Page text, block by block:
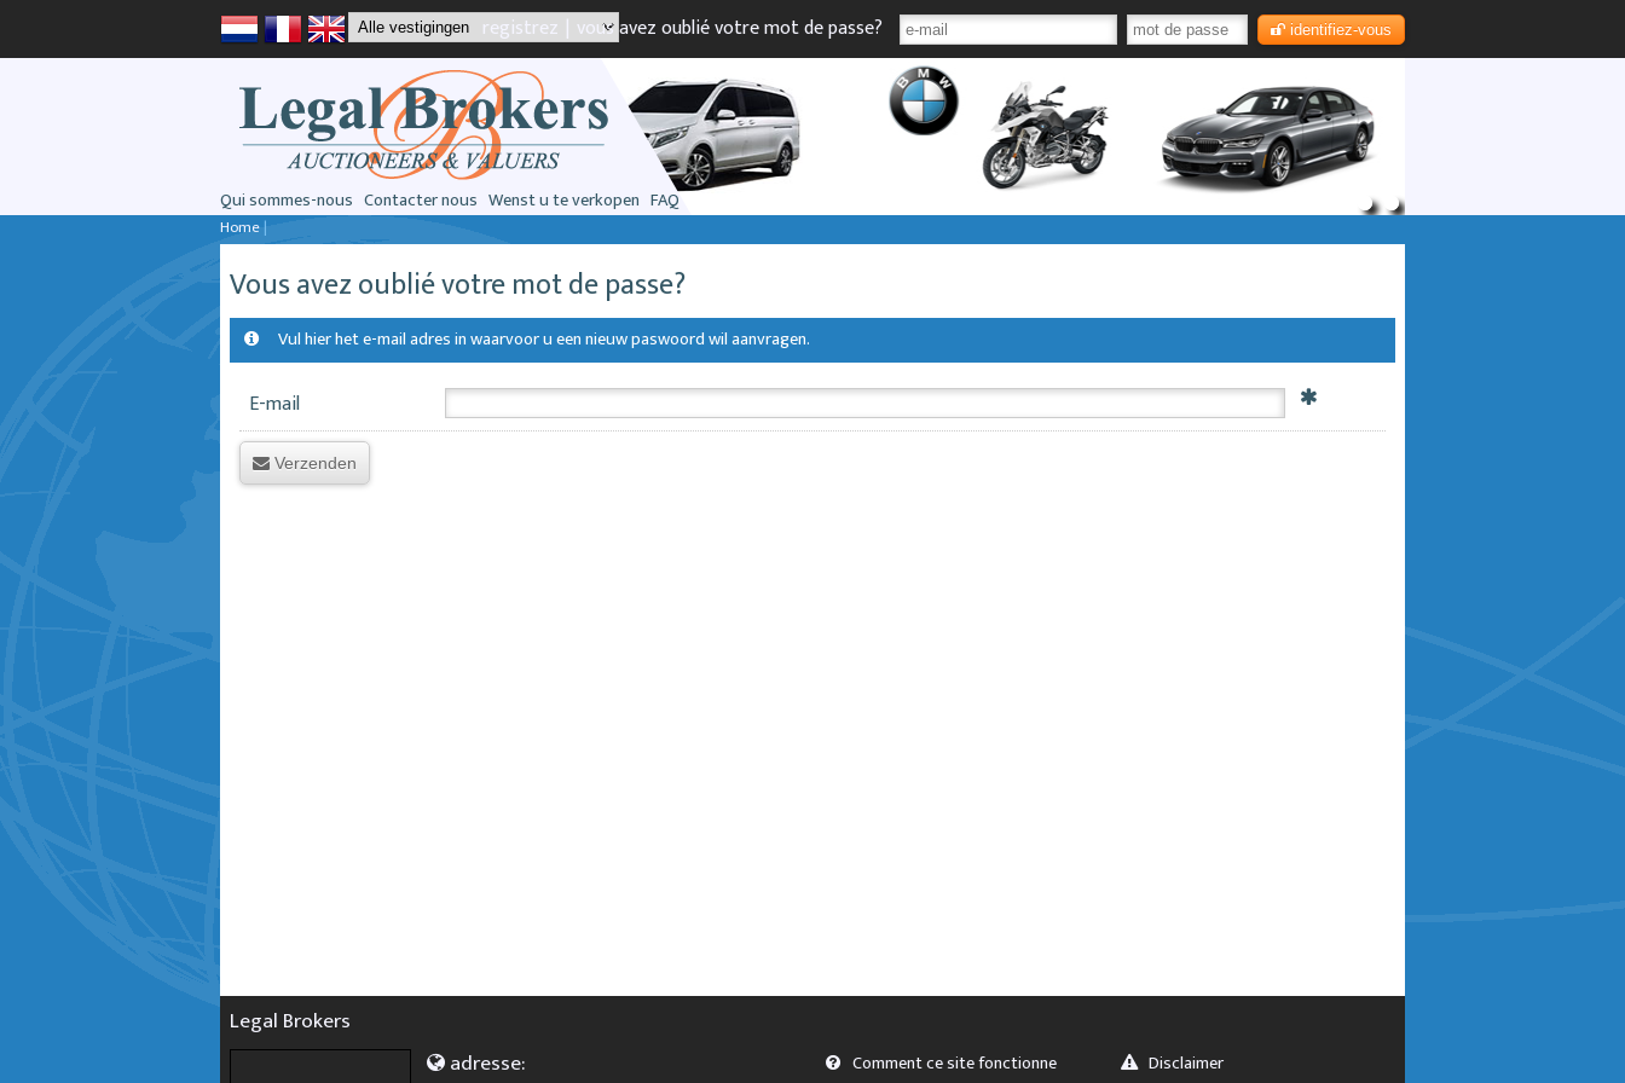
registrez | vous avez oublié votre mot de passe? identifiez-vous
Qui sommes-nous Contacter nous Wenst u te verkopen FAQ
Home|
Vous avez oublié votre mot de passe?
Vul hier het e-mail adres in waarvoor u een nieuw paswoord wil aanvragen.
E-mail
Verzenden
Legal Brokers
adresse:
Comment ce site fonctionne
Disclaimer